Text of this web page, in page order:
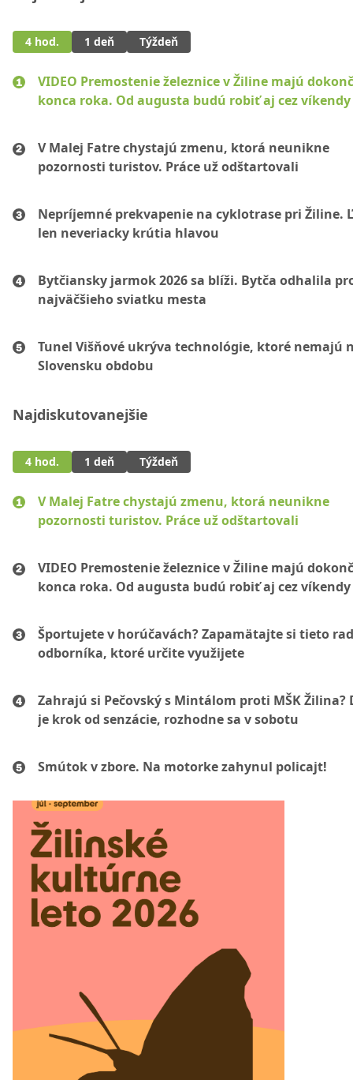
4 hod. 1 deň Týždeň
VIDEO Premostenie železnice v Žiline majú
konca roka. Od augusta budú robiť aj cez víkendy
V Malej Fatre chystajú zmenu, ktorá neunikne
pozornosti turistov. Práce už odštartovali
Nepríjemné prekvapenie na cyklotrase pri Žiline.
len neveriacky krútia hlavou
Bytčiansky jarmok 2026 sa blíži. Bytča odhalila
najväčšieho sviatku mesta
Tunel Višňové ukrýva technológie, ktoré nemajú
Slovensku obdobu
Najdiskutovanejšie
4 hod. 1 deň Týždeň
V Malej Fatre chystajú zmenu, ktorá neunikne
pozornosti turistov. Práce už odštartovali
VIDEO Premostenie železnice v Žiline majú
konca roka. Od augusta budú robiť aj cez víkendy
Športujete v horúčavách? Zapamätajte si tieto
odborníka, ktoré určite využijete
Zahrajú si Pečovský s Mintálom proti MŠK Žilina?
je krok od senzácie, rozhodne sa v sobotu
Smútok v zbore. Na motorke zahynul policajt!